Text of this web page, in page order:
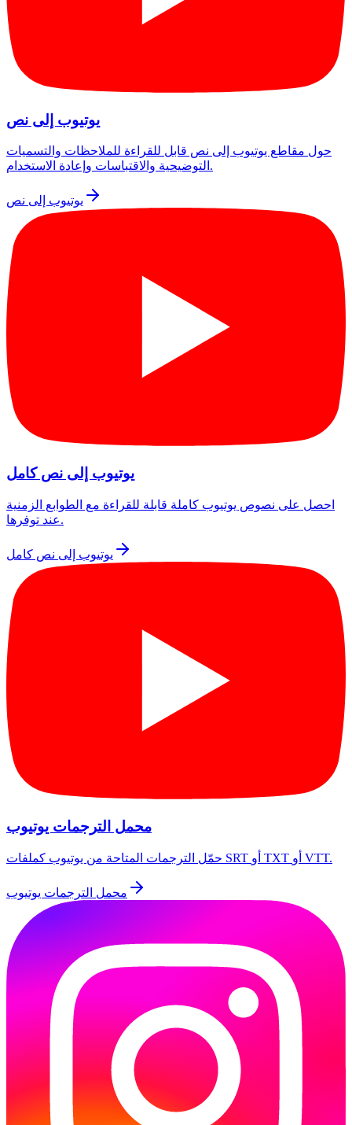
يوتيوب إلى نص
حول مقاطع يوتيوب إلى نص قابل للقراءة للملاحظات والتسميات
التوضيحية والاقتباسات وإعادة الاستخدام.
يوتيوب إلى نص
يوتيوب إلى نص كامل
احصل على نصوص يوتيوب كاملة قابلة للقراءة مع الطوابع الزمنية
عند توفرها.
يوتيوب إلى نص كامل
محمل الترجمات يوتيوب
حمّل الترجمات المتاحة من يوتيوب كملفات SRT أو TXT أو VTT.
محمل الترجمات يوتيوب